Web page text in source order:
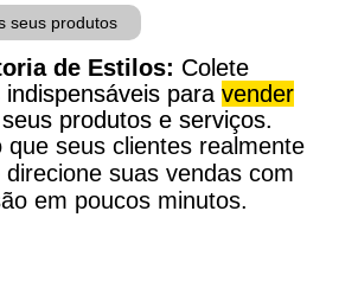
seus produtos
de Estilos: Colete
para vender
produtos e serviços.
que seus clientes realmente
suas vendas com
em poucos minutos.